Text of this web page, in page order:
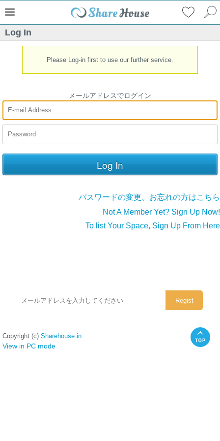
Log In
Please Log-in first to use our further service.
メールアドレスでログイン
パスワードの変更、お忘れの方はこちら
Not A Member Yet? Sign Up Now!
To list Your Space, Sign Up From Here
Copyright (c) Sharehouse.in
View in PC mode